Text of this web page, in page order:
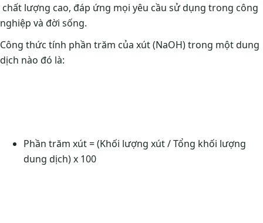
chất lượng cao, đáp ứng mọi yêu cầu sử dụng trong công
nghiệp và đời sống.
Công thức tính phần trăm của xút (NaOH) trong một dung
dịch nào đó là:
Phần trăm xút = (Khối lượng xút / Tổng khối lượng
dung dịch) x 100